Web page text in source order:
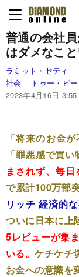
普通の会社
はダメなこと
ラミット・セティ
社会
トゥー・ビ
2023年4月16日 3:55
「将来のお金
「罪悪感で買
まされず、毎日
で累計100万部
リッチ 経済的
ついに日本に上
5レビューが集
いる。ケチケチ
お金への意識を